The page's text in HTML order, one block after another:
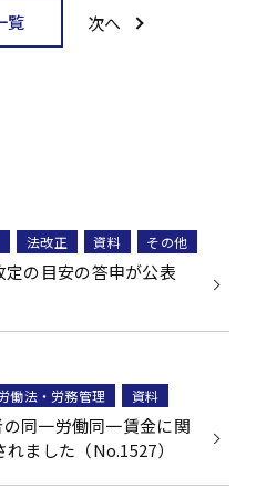
覧 次へ
法改正 資料 その他
の目安の答申が公表
働法・労務管理 資料
同一労働同一賃金に関
ました（No.1527）